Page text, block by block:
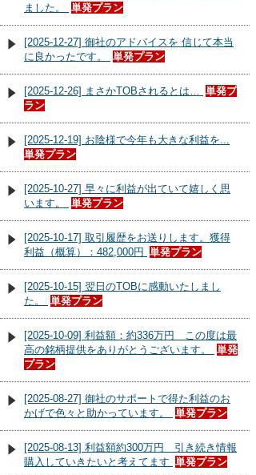
ました。
単発プラン
[2025-12-27] 御社のアドバイスを 信じて本当
に良かったです。
単発プラン
[2025-12-26] まさかTOBされるとは… 単発プ
ラン
[2025-12-19] お陰様で今年も大きな利益を...
単発プラン
[2025-10-27] 早々に利益が出ていて嬉しく思
います。
単発プラン
[2025-10-17] 取引履歴をお送りします。獲得
利益（概算）：482,000円 単発プラン
[2025-10-15] 翌日のTOBに感動いたしまし
た。
単発プラン
[2025-10-09] 利益額：約336万円 この度は最
高の銘柄提供をありがとうございます。
単発
プラン
[2025-08-27] 御社のサポートで得た利益のお
かげで色々と助かっています。
単発プラン
[2025-08-13] 利益額約300万円 引き続き情報
購入していきたいと考えてます 単発プラン